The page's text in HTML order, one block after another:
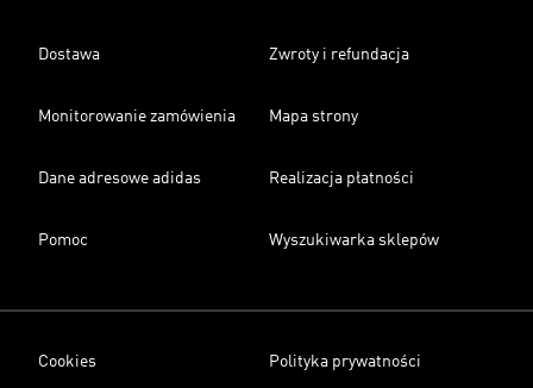
Dostawa Zwroty i refundacja
Monitorowanie zamówienia Mapa strony
Dane adresowe adidas Realizacja płatności
Pomoc Wyszukiwarka sklepów
Cookies Polityka prywatności